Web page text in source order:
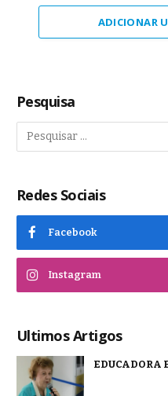
ADICIONAR
Pesquisa
Redes Sociais
Facebook
Instagram
Ultimos Artigos
EDUCADORA